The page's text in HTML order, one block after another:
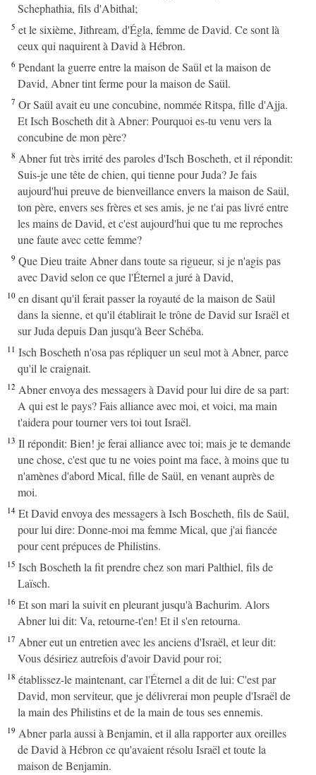
Schephathia, fils d'Abithal;
5 et le sixième, Jithream, d'Égla, femme de David. Ce sont là
ceux qui naquirent à David à Hébron.
6 Pendant la guerre entre la maison de Saül et la maison de
David, Abner tint ferme pour la maison de Saül.
7 Or Saül avait eu une concubine, nommée Ritspa, fille d'Ajja.
Et Isch Boscheth dit à Abner: Pourquoi es-tu venu vers la
concubine de mon père?
8 Abner fut très irrité des paroles d'Isch Boscheth, et il répondit:
Suis-je une tête de chien, qui tienne pour Juda? Je fais
aujourd'hui preuve de bienveillance envers la maison de Saül,
ton père, envers ses frères et ses amis, je ne t'ai pas livré entre
les mains de David, et c'est aujourd'hui que tu me reproches
une faute avec cette femme?
9 Que Dieu traite Abner dans toute sa rigueur, si je n'agis pas
avec David selon ce que l'Éternel a juré à David,
10 en disant qu'il ferait passer la royauté de la maison de Saül
dans la sienne, et qu'il établirait le trône de David sur Israël et
sur Juda depuis Dan jusqu'à Beer Schéba.
11 Isch Boscheth n'osa pas répliquer un seul mot à Abner, parce
qu'il le craignait.
12 Abner envoya des messagers à David pour lui dire de sa part:
A qui est le pays? Fais alliance avec moi, et voici, ma main
t'aidera pour tourner vers toi tout Israël.
13 Il répondit: Bien! je ferai alliance avec toi; mais je te demande
une chose, c'est que tu ne voies point ma face, à moins que tu
n'amènes d'abord Mical, fille de Saül, en venant auprès de
moi.
14 Et David envoya des messagers à Isch Boscheth, fils de Saül,
pour lui dire: Donne-moi ma femme Mical, que j'ai fiancée
pour cent prépuces de Philistins.
15 Isch Boscheth la fit prendre chez son mari Palthiel, fils de
Laïsch.
16 Et son mari la suivit en pleurant jusqu'à Bachurim. Alors
Abner lui dit: Va, retourne-t'en! Et il s'en retourna.
17 Abner eut un entretien avec les anciens d'Israël, et leur dit:
Vous désiriez autrefois d'avoir David pour roi;
18 établissez-le maintenant, car l'Éternel a dit de lui: C'est par
David, mon serviteur, que je délivrerai mon peuple d'Israël de
la main des Philistins et de la main de tous ses ennemis.
19 Abner parla aussi à Benjamin, et il alla rapporter aux oreilles
de David à Hébron ce qu'avaient résolu Israël et toute la
maison de Benjamin.